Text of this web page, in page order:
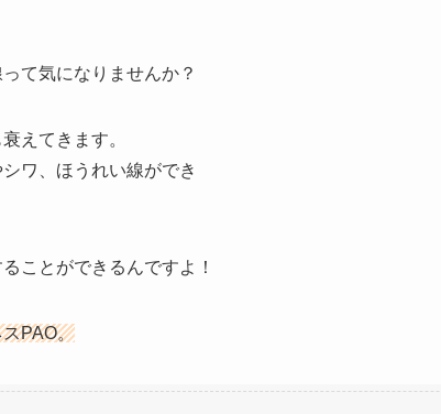
て気になりませんか？
えてきます。
ワ、ほうれい線ができ
ことができるんですよ！
PAO。